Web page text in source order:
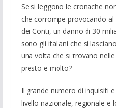
Se si leggono le cronache
che corrompe provocando al
dei Conti, un danno di 30
sono gli italiani che si
una volta che si trovano
presto e molto?
Il grande numero di inquisiti
livello nazionale, re­gionale e